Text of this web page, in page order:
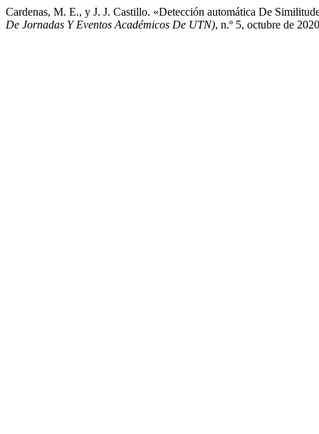
Cardenas, M. E., y J. J. Castillo. «Detección automática De
De Jornadas Y Eventos Académicos De UTN), n.º 5, octubre de